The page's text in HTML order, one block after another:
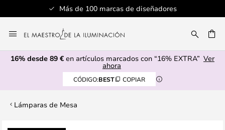
Más de 100 marcas de diseñadores
al
contenido
16% desde 89 € en artículos marcados con “16% EXTRA” Ver
ahora
CÓDIGO:BEST COPIAR
Lámparas de Mesa
Saltar